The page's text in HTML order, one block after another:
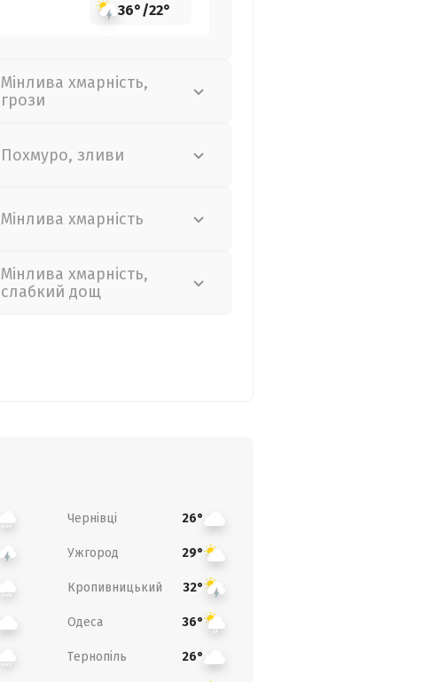
36°/22°
Мінлива хмарність,
грози
Похмуро, зливи
Мінлива хмарність
Мінлива хмарність,
слабкий дощ
Чернівці 26°
Ужгород 29°
Кропивницький 32°
Одеса 36°
Тернопіль 26°